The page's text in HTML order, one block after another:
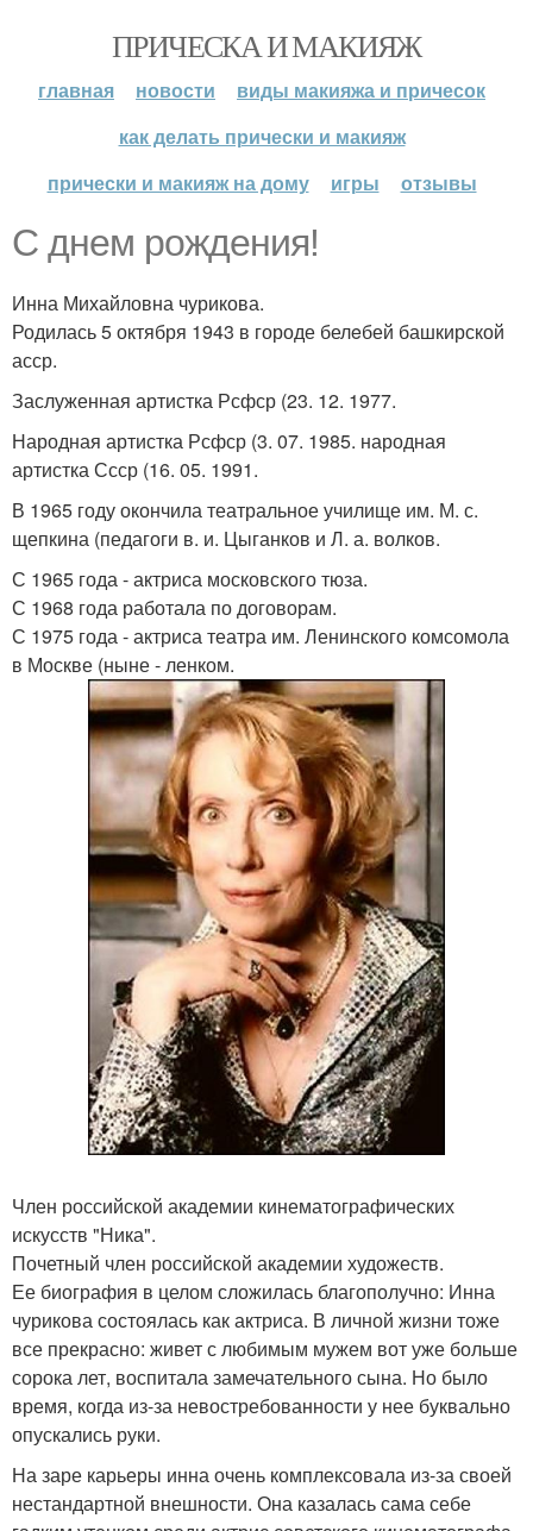
ПРИЧЕСКА И МАКИЯЖ
главная новости
виды макияжа и причесок
как делать прически и макияж
прически и макияж на дому
игры отзывы
С днем рождения!
Инна Михайловна чурикова.
Родилась 5 октября 1943 в городе белeбей башкирской
асср.
Заслуженная артистка Рсфср (23. 12. 1977.
Народная артистка Рсфср (3. 07. 1985. народная
артистка Ссср (16. 05. 1991.
В 1965 году окончила театральное училище им. М. с.
щепкина (педагоги в. и. Цыганков и Л. а. волков.
С 1965 года - актриса московского тюза.
С 1968 года работала по договорам.
С 1975 года - актриса театра им. Ленинского комсомола
в Москве (ныне - ленком.
Член российской академии кинематографических
искусств "Ника".
Почетный член российской академии художеств.
Ее биография в целом сложилась благополучно: Инна
чурикова состоялась как актриса. В личной жизни тоже
все прекрасно: живет с любимым мужем вот уже больше
сорока лет, воспитала замечательного сына. Но было
время, когда из-за невостребованности у нее буквально
опускались руки.
На заре карьеры инна очень комплексовала из-за своей
нестандартной внешности. Она казалась сама себе